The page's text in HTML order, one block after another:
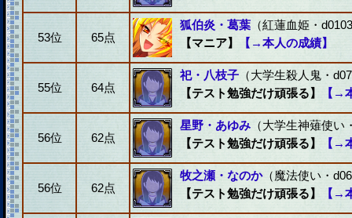
53位 65点
狐伯炎・葛葉 （紅蓮血姫・
【マニア】
【→本人の成績】
55位 64点
祀・八枝子 （大学生殺人鬼・
【テスト勉強だけ頑張る】
【→
56位 62点
星野・あゆみ （大学生神薙使い
【テスト勉強だけ頑張る】
【→
56位 62点
牧之瀬・なのか（魔法使い・
【テスト勉強だけ頑張る】
【→